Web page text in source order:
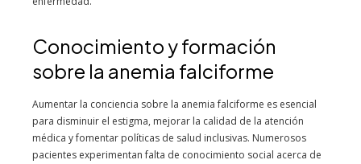
Conocimiento y formación
sobre la anemia falciforme
Aumentar la conciencia sobre la anemia falciforme es esencial
para disminuir el estigma, mejorar la calidad de la atención
médica y fomentar políticas de salud inclusivas. Numerosos
pacientes experimentan falta de conocimiento social acerca de